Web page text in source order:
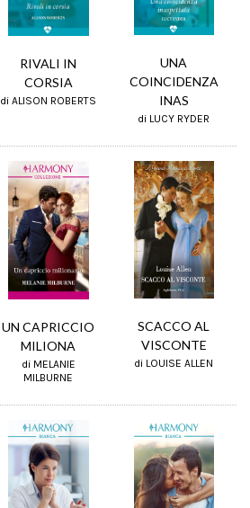
RIVALI IN
CORSIA
di ALISON ROBERTS
UNA
COINCIDENZA
INAS
di LUCY RYDER
UN CAPRICCIO
MILIONA
di MELANIE
MILBURNE
SCACCO AL
VISCONTE
di LOUISE ALLEN